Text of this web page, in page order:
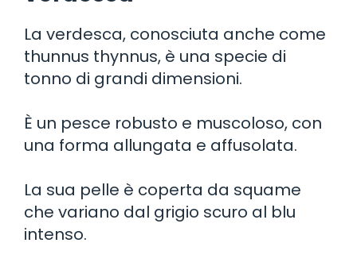
La verdesca, conosciuta anche come
thunnus thynnus, è una specie di
tonno di grandi dimensioni.
È un pesce robusto e muscoloso, con
una forma allungata e affusolata.
La sua pelle è coperta da squame
che variano dal grigio scuro al blu
intenso.